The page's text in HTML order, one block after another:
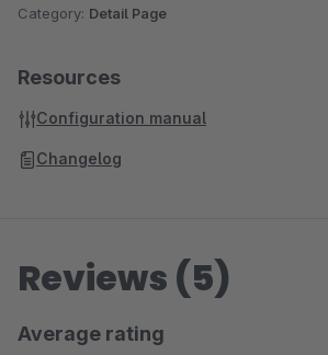
Category: Detail Page
Resources
Configuration manual
Changelog
Reviews (5)
Average rating